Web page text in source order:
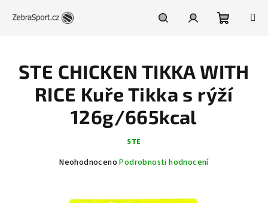
košík
STE CHICKEN TIKKA WITH
RICE Kuře Tikka s rýží
126g/665kcal
STE
Průměrné
Neohodnoceno Podrobnosti hodnocení